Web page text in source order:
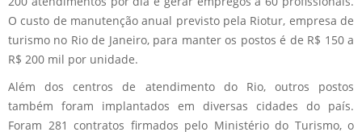
O custo de manutenção anual previsto pela Riotur, empresa de
turismo no Rio de Janeiro, para manter os postos é de R$ 150 a
R$ 200 mil por unidade.
Além dos centros de atendimento do Rio, outros postos
também foram implantados em diversas cidades do país.
Foram 281 contratos firmados pelo Ministério do Turismo, o